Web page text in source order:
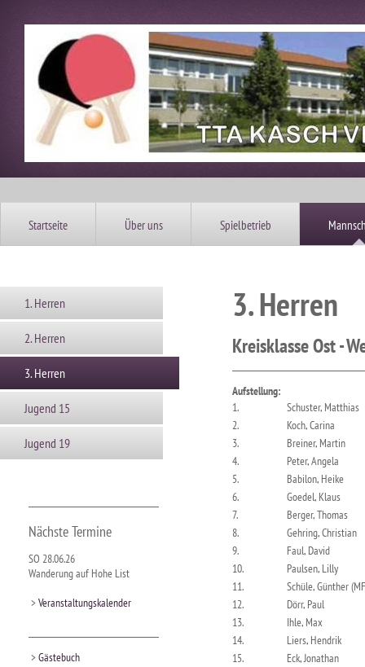
Startseite Über uns Spielbetrieb
1. Herren
2. Herren
3. Herren
Jugend 15
Jugend 19
Nächste Termine
SO 28.06.26
Wanderung auf Hohe List
>Veranstaltungskalender
>Gästebuch
3. Herren
Kreisklasse Ost -
Aufstellung:
1.
Schuster, Matthias
2.
Koch, Carina
3.
Breiner, Martin
4.
Peter, Angela
5.
Babilon, Heike
6.
Goedel, Klaus
7.
Berger, Thomas
8.
Gehring, Christian
9.
Faul, David
10.
Paulsen, Lilly
11.
Schüle, Günther
12.
Dörr, Paul
13.
Ihle, Max
14.
Liers, Hendrik
15.
Eck, Jonathan